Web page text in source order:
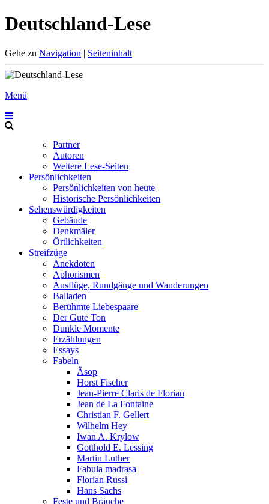
Deutschland-Lese
Gehe zu Navigation | Seiteninhalt
Menü
Partner
Autoren
Weitere Lese-Seiten
Persönlichkeiten
Persönlichkeiten von heute
Historische Persönlichkeiten
Sehenswürdigkeiten
Gebäude
Denkmäler
Örtlichkeiten
Streifzüge
Anekdoten
Aphorismen
Ausflüge, Rundgänge und Wanderungen
Balladen
Berühmte Liebespaare
Der Gute Ton
Dunkle Momente
Erzählungen
Essays
Fabeln
Äsop
Horst Fischer
Jean-Pierre Claris de Florian
Jean de La Fontaine
Christian F. Gellert
Wilhelm Hey
Iwan A. Krylow
Gotthold E. Lessing
Martin Luther
Fabula madrasa
Florian Russi
Hans Sachs
Feste und Bräuche